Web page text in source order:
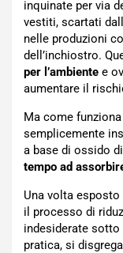
inquinate per via
vestiti, scartati
nelle produzioni
dell’inchiostro.
per l’ambiente e
aumentare il
Ma come
semplicemente
a base di ossido
tempo ad
Una volta esposto
il processo di
indesiderate sotto
pratica, si